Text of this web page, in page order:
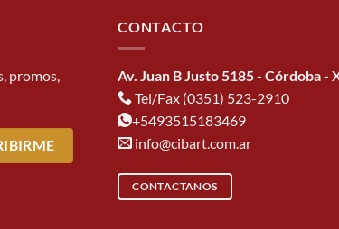
promos,
CONTACTO
Av. Juan B Justo 5185 - Córdoba -
Tel/Fax (0351) 523-2910
+5493515183469
info@cibart.com.ar
CONTACTANOS